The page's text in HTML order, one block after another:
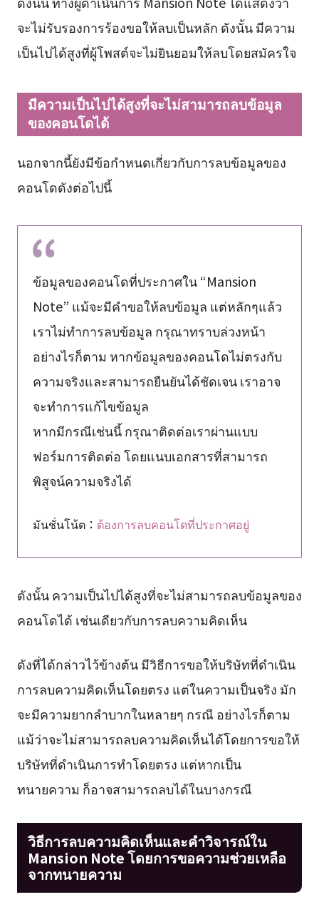
จะไม่รับรองการร้องขอให้ลบเป็นหลัก ดังนั้น มีความ
เป็นไปได้สูงที่ผู้โพสต์จะไม่ยินยอมให้ลบโดยสมัครใจ
มีความเป็นไปได้สูงที่จะไม่สามารถลบข้อมูล
ของคอนโดได้
นอกจากนี้ยังมีข้อกำหนดเกี่ยวกับการลบข้อมูลของ
คอนโดดังต่อไปนี้
ข้อมูลของคอนโดที่ประกาศใน “Mansion
Note” แม้จะมีคำขอให้ลบข้อมูล แต่หลักๆแล้ว
เราไม่ทำการลบข้อมูล กรุณาทราบล่วงหน้า
อย่างไรก็ตาม หากข้อมูลของคอนโดไม่ตรงกับ
ความจริงและสามารถยืนยันได้ชัดเจน เราอาจ
จะทำการแก้ไขข้อมูล
หากมีกรณีเช่นนี้ กรุณาติดต่อเราผ่านแบบ
ฟอร์มการติดต่อ โดยแนบเอกสารที่สามารถ
พิสูจน์ความจริงได้
มันชั่นโน้ต： ต้องการลบคอนโดที่ประกาศอยู่
ดังนั้น ความเป็นไปได้สูงที่จะไม่สามารถลบข้อมูลของ
คอนโดได้ เช่นเดียวกับการลบความคิดเห็น
ดังที่ได้กล่าวไว้ข้างต้น มีวิธีการขอให้บริษัทที่ดำเนิน
การลบความคิดเห็นโดยตรง แต่ในความเป็นจริง มัก
จะมีความยากลำบากในหลายๆ กรณี อย่างไรก็ตาม
แม้ว่าจะไม่สามารถลบความคิดเห็นได้โดยการขอให้
บริษัทที่ดำเนินการทำโดยตรง แต่หากเป็น
ทนายความ ก็อาจสามารถลบได้ในบางกรณี
วิธีการลบความคิดเห็นและคำวิจารณ์ใน
Mansion Note โดยการขอความช่วยเหลือ
จากทนายความ